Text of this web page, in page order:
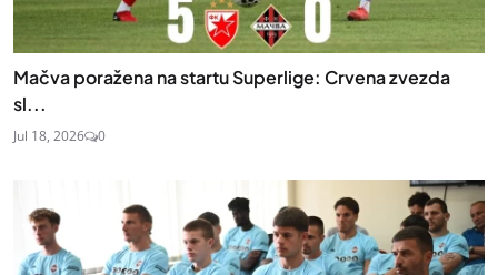
Mačva poražena na startu Superlige: Crvena zvezda
sl...
Jul 18, 2026 0